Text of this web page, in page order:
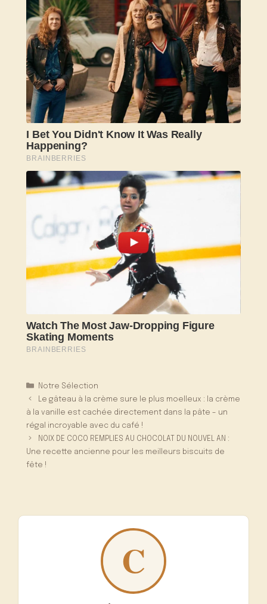
Catégories
Notre Sélection
Le gâteau à la crème sure le plus moelleux : la crème
à la vanille est cachée directement dans la pâte – un
régal incroyable avec du café !
NOIX DE COCO REMPLIES AU CHOCOLAT DU NOUVEL AN :
Une recette ancienne pour les meilleurs biscuits de
fête !